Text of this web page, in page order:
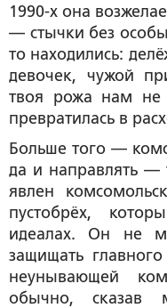
1990-х она
— стычки без
то находились:
девочек, чужой
твоя рожа нам не
превратилась в
Больше того —
да и направлять —
явлен
пустобрёх,
идеалах. Он не
защищать
неунывающей
обычно, сказав